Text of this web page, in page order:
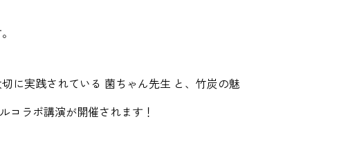
に実践されている 菌ちゃん先生 と、竹炭の魅
コラボ講演が開催されます！